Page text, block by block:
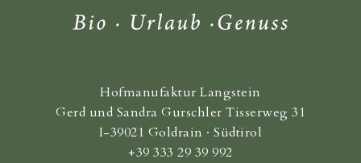
Hofmanufaktur Langstein
Gerd und Sandra Gurschler Tisserweg 31
I-39021 Goldrain · Südtirol
+39 333 29 39 992